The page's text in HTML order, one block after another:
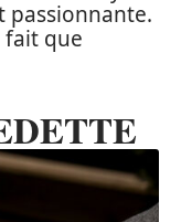
passionnante.
fait que